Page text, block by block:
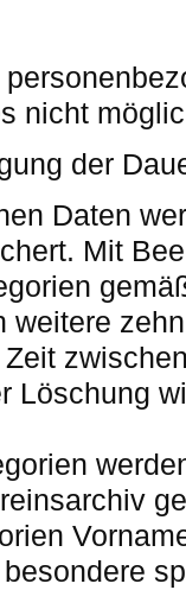
nicht
der
Daten
Mit
weitere
Löschung